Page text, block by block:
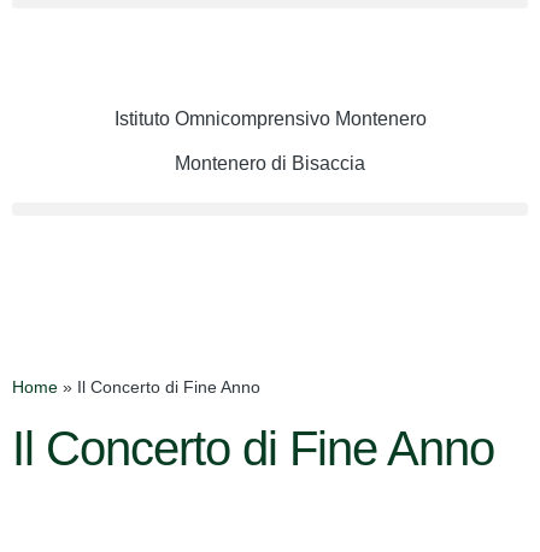
Istituto Omnicomprensivo Montenero
Montenero di Bisaccia
Home » Il Concerto di Fine Anno
Il Concerto di Fine Anno